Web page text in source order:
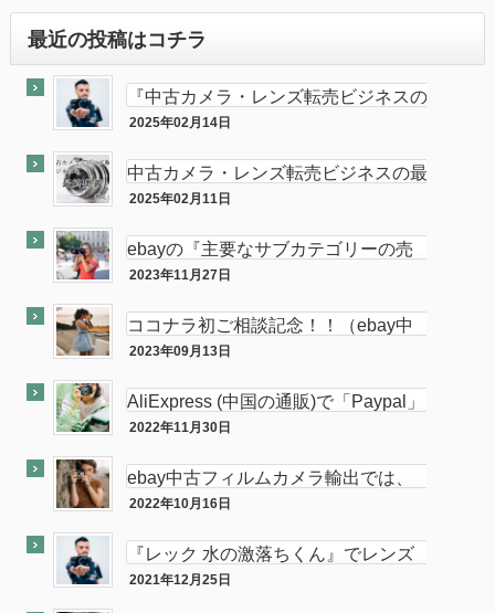
最近の投稿はコチラ
『中古カメラ・レンズ転売ビジネスの
最終奥義教えます』のebay輸出会員
2025年02月14日
中古カメラ・レンズ転売ビジネスの最
終奥義教えます…を販売開始し数ヶ月
2025年02月11日
ebayの『主要なサブカテゴリーの売
れ筋』がカメラである件
2023年11月27日
ココナラ初ご相談記念！！（ebay中
古フィルムカメラ輸出の相談をお受け
2023年09月13日
AliExpress (中国の通販)で「Paypal」
使って買い物してみた
2022年11月30日
ebay中古フィルムカメラ輸出では、
意外と「二眼カメラ」がオススメ…か
2022年10月16日
『レック 水の激落ちくん』でレンズ
のカビが簡単に落とせてふき取りも超
2021年12月25日